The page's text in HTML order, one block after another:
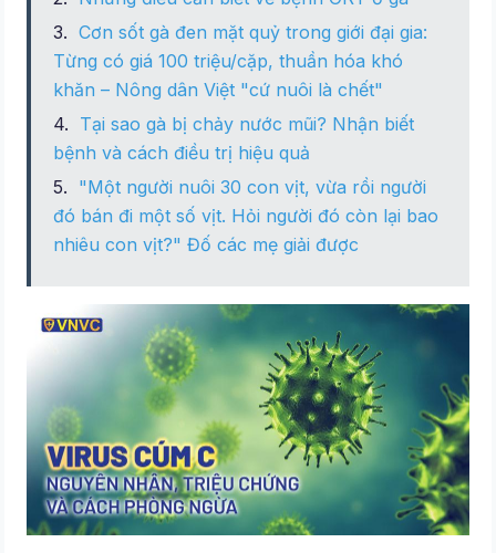
Cơn sốt gà đen mặt quỷ trong giới đại gia:
Từng có giá 100 triệu/cặp, thuần hóa khó
khăn – Nông dân Việt "cứ nuôi là chết"
Tại sao gà bị chảy nước mũi? Nhận biết
bệnh và cách điều trị hiệu quả
"Một người nuôi 30 con vịt, vừa rồi người
đó bán đi một số vịt. Hỏi người đó còn lại bao
nhiêu con vịt?" Đố các mẹ giải được